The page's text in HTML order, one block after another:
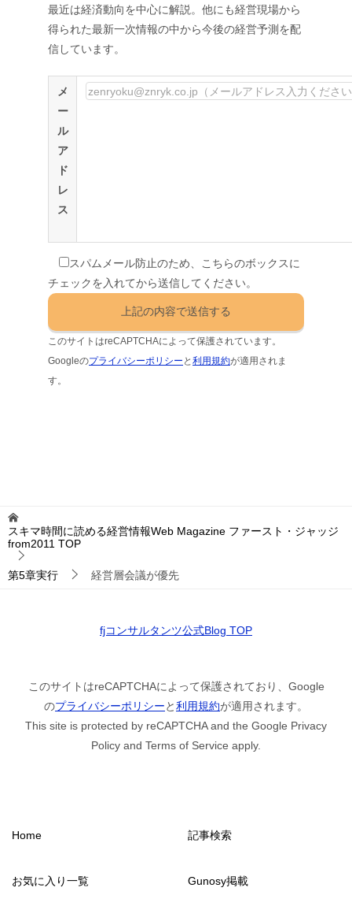
最近は経済動向を中心に解説。他にも経営現場から
得られた最新一次情報の中から今後の経営予測を配
信しています。
メ
ー
ル
ア
ド
レ
ス
スパムメール防止のため、こちらのボックスに
チェックを入れてから送信してください。
このサイトはreCAPTCHAによって保護されています。
Googleのプライバシーポリシー と利用規約が適用されま
す。
スキマ時間に読める経営情報Web Magazine ファースト・ジャッジ
from2011 TOP
第5章実行 経営層会議が優先
fjコンサルタンツ公式Blog TOP
このサイトはreCAPTCHAによって保護されており、Google
のプライバシーポリシーと利用規約が適用されます。
This site is protected by reCAPTCHA and the Google Privacy
Policy and Terms of Service apply.
Home 記事検索
お気に入り一覧 Gunosy掲載